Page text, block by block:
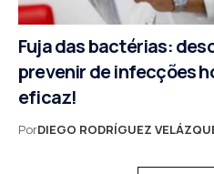
Fuja das bactérias:
prevenir de infecções
eficaz!
PorDIEGO RODRÍGUEZ